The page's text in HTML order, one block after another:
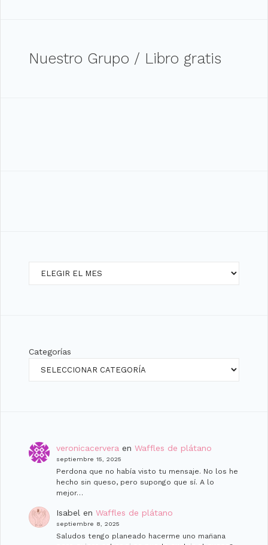
Nuestro Grupo / Libro gratis
Categorías
veronicacervera en Waffles de plátano
septiembre 15, 2025
Perdona que no había visto tu mensaje. No los he
hecho sin queso, pero supongo que sí. A lo
mejor…
Isabel en Waffles de plátano
septiembre 8, 2025
Saludos tengo planeado hacerme uno man̈ana